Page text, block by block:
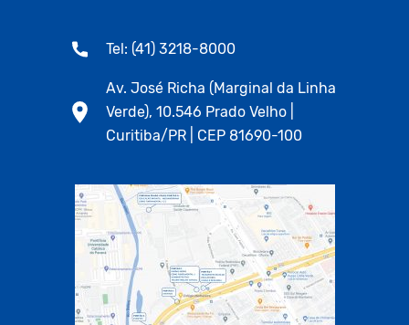
Tel: (41) 3218-8000
Av. José Richa (Marginal da Linha
Verde), 10.546 Prado Velho |
Curitiba/PR | CEP 81690-100